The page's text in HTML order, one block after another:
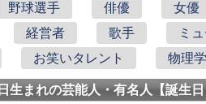
野球選手 俳優 女優
経営者 歌手 ミ
お笑いタレント 物理
生まれの芸能人・有名人【誕生